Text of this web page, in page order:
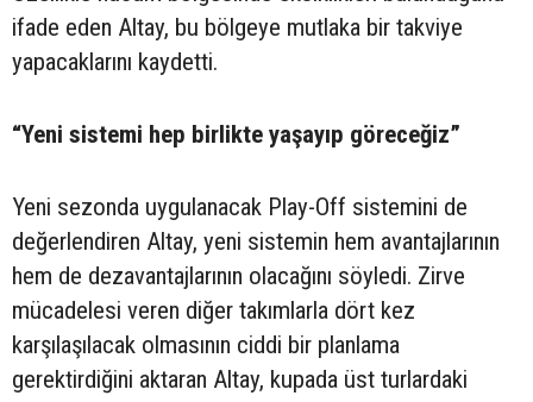
ifade eden Altay, bu bölgeye mutlaka bir takviye
yapacaklarını kaydetti.
“Yeni sistemi hep birlikte yaşayıp göreceğiz”
Yeni sezonda uygulanacak Play-Off sistemini de
değerlendiren Altay, yeni sistemin hem avantajlarının
hem de dezavantajlarının olacağını söyledi. Zirve
mücadelesi veren diğer takımlarla dört kez
karşılaşılacak olmasının ciddi bir planlama
gerektirdiğini aktaran Altay, kupada üst turlardaki